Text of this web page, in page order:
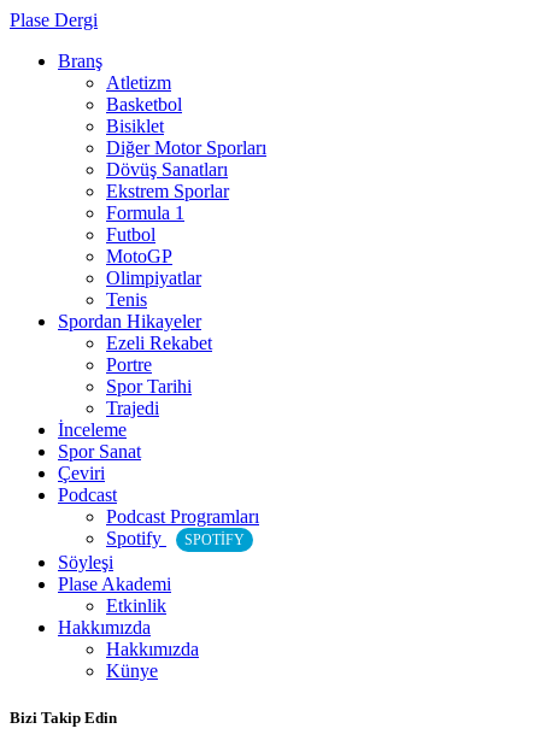
Plase Dergi
Branş
Atletizm
Basketbol
Bisiklet
Diğer Motor Sporları
Dövüş Sanatları
Ekstrem Sporlar
Formula 1
Futbol
MotoGP
Olimpiyatlar
Tenis
Spordan Hikayeler
Ezeli Rekabet
Portre
Spor Tarihi
Trajedi
İnceleme
Spor Sanat
Çeviri
Podcast
Podcast Programları
Spotify
SPOTIFY
Söyleşi
Plase Akademi
Etkinlik
Hakkımızda
Hakkımızda
Künye
Bizi Takip Edin